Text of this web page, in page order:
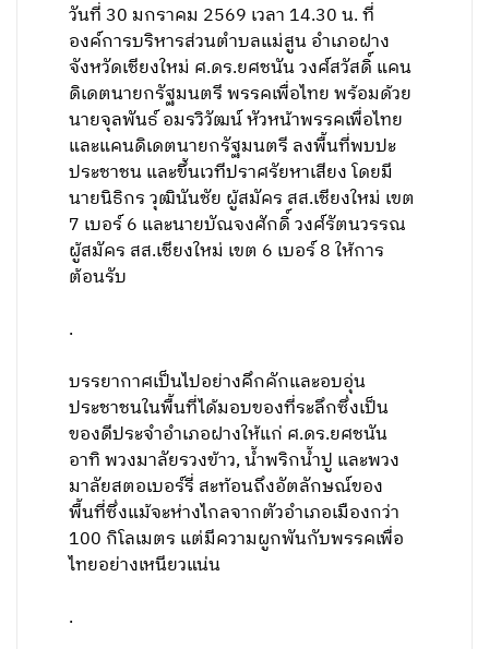
วันที่ 30 มกราคม 2569 เวลา 14.30 น. ที่
องค์การบริหารส่วนตำบลแม่สูน อำเภอฝาง
จังหวัดเชียงใหม่ ศ.ดร.ยศชนัน วงศ์สวัสดิ์ แคน
ดิเดตนายกรัฐมนตรี พรรคเพื่อไทย พร้อมด้วย
นายจุลพันธ์ อมรวิวัฒน์ หัวหน้าพรรคเพื่อไทย
และแคนดิเดตนายกรัฐมนตรี ลงพื้นที่พบปะ
ประชาชน และขึ้นเวทีปราศรัยหาเสียง โดยมี
นายนิธิกร วุฒินันชัย ผู้สมัคร สส.เชียงใหม่ เขต
7 เบอร์ 6 และนายบัณจงศักดิ์ วงศ์รัตนวรรณ
ผู้สมัคร สส.เชียงใหม่ เขต 6 เบอร์ 8 ให้การ
ต้อนรับ
.
บรรยากาศเป็นไปอย่างคึกคักและอบอุ่น
ประชาชนในพื้นที่ได้มอบของที่ระลึกซึ่งเป็น
ของดีประจำอำเภอฝางให้แก่ ศ.ดร.ยศชนัน
อาทิ พวงมาลัยรวงข้าว, น้ำพริกน้ำปู และพวง
มาลัยสตอเบอร์รี่ สะท้อนถึงอัตลักษณ์ของ
พื้นที่ซึ่งแม้จะห่างไกลจากตัวอำเภอเมืองกว่า
100 กิโลเมตร แต่มีความผูกพันกับพรรคเพื่อ
ไทยอย่างเหนียวแน่น
.